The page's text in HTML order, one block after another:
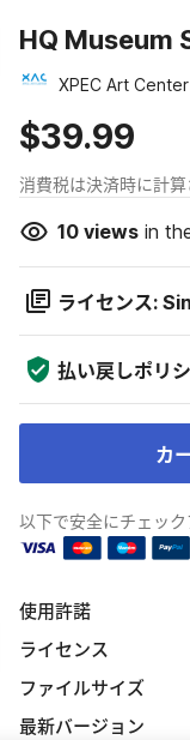
HQ Museum
XPEC Art
$39.99
消費税は決済時に計
10viewsin
ライセンス:
払い戻しポリ
カ
以下で安全にチェック
使用許諾
ライセンス
ファイルサイズ
最新バージョン